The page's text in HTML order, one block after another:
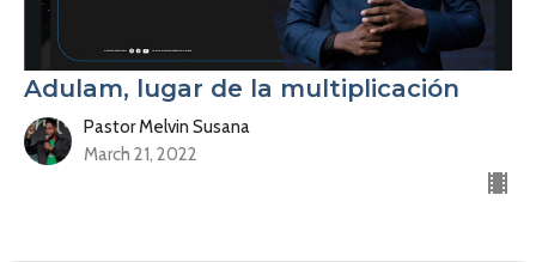
Adulam, lugar de la multiplicación
Pastor Melvin Susana
March 21, 2022